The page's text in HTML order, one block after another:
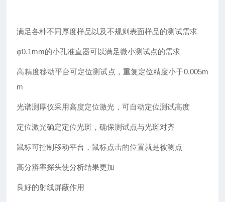
满足各种不同厚度样品以及不规则表面样品的测试需求
φ0.1mm的小孔准直器可以满足微小测试点的需求
高精度移动平台可定位测试点，重复定位精度小于0.005m
m
光谱测厚仪采用高度定位激光，可自动定位测试高度
定位激光确定定位光斑，确保测试点与光斑对齐
鼠标可控制移动平台，鼠标点击的位置就是被测点
高分辨率探头使分析结果更加
良好的射线屏蔽作用